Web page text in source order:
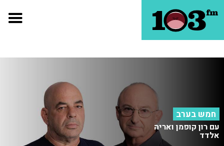
חמש בערב
עם רון קופמן ואריה
אלדד